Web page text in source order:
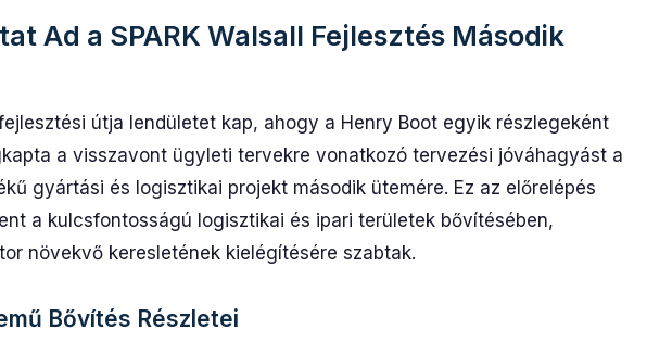
Ad a SPARK Walsall Fejlesztés Második
útja lendületet kap, ahogy a Henry Boot egyik részlegeként
a visszavont ügyleti tervekre vonatkozó tervezési jóváhagyást a
gyártási és logisztikai projekt második ütemére. Ez az előrelépés
a kulcsfontosságú logisztikai és ipari területek bővítésében,
növekvő keresletének kielégítésére szabtak.
Bővítés Részletei